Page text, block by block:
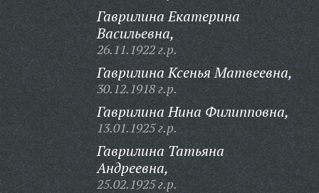
Гаврилина Екатерина
Васильевна,
26.11.1922 г.р.
Гаврилина Ксенья Матвеевна,
30.12.1918 г.р.
Гаврилина Нина Филипповна,
13.01.1925 г.р.
Гаврилина Татьяна
Андреевна,
25.02.1925 г.р.